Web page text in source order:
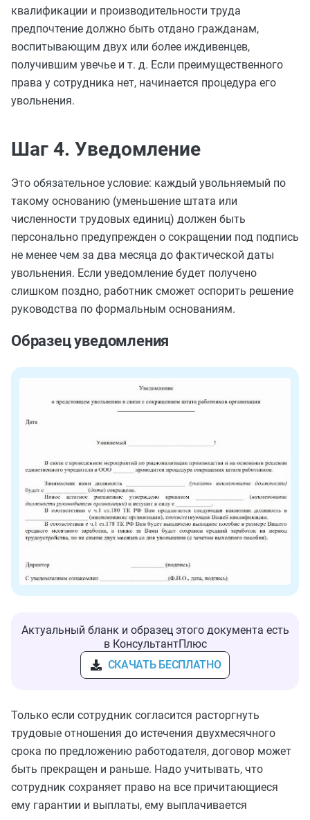
квалификации и производительности труда
предпочтение должно быть отдано гражданам,
воспитывающим двух или более иждивенцев,
получившим увечье и т. д. Если преимущественного
права у сотрудника нет, начинается процедура его
увольнения.
Шаг 4. Уведомление
Это обязательное условие: каждый увольняемый по
такому основанию (уменьшение штата или
численности трудовых единиц) должен быть
персонально предупрежден о сокращении под подпись
не менее чем за два месяца до фактической даты
увольнения. Если уведомление будет получено
слишком поздно, работник сможет оспорить решение
руководства по формальным основаниям.
Образец уведомления
Актуальный бланк и образец этого документа есть
в КонсультантПлюс
СКАЧАТЬ БЕСПЛАТНО
Только если сотрудник согласится расторгнуть
трудовые отношения до истечения двухмесячного
срока по предложению работодателя, договор может
быть прекращен и раньше. Надо учитывать, что
сотрудник сохраняет право на все причитающиеся
ему гарантии и выплаты, ему выплачивается